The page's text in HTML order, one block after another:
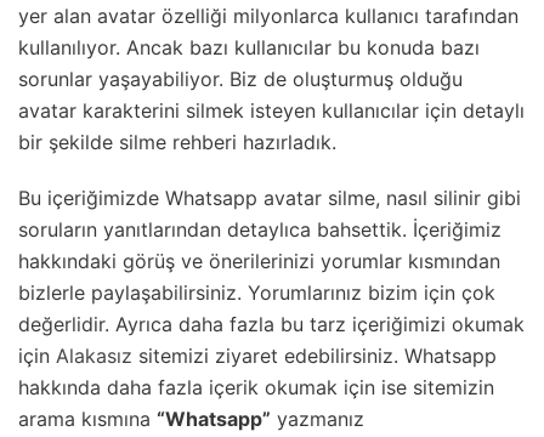
yer alan avatar özelliği milyonlarca kullanıcı tarafından
kullanılıyor. Ancak bazı kullanıcılar bu konuda bazı
sorunlar yaşayabiliyor. Biz de oluşturmuş olduğu
avatar karakterini silmek isteyen kullanıcılar için detaylı
bir şekilde silme rehberi hazırladık.
Bu içeriğimizde Whatsapp avatar silme, nasıl silinir gibi
soruların yanıtlarından detaylıca bahsettik. İçeriğimiz
hakkındaki görüş ve önerilerinizi yorumlar kısmından
bizlerle paylaşabilirsiniz. Yorumlarınız bizim için çok
değerlidir. Ayrıca daha fazla bu tarz içeriğimizi okumak
için Alakasız sitemizi ziyaret edebilirsiniz. Whatsapp
hakkında daha fazla içerik okumak için ise sitemizin
arama kısmına “Whatsapp” yazmanız